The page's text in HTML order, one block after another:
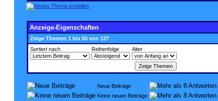
Anzeige-Eigenschaften
Zeige Themen 1 bis 50 von 127
Sortiert nach
Reihenfolge Alter
Neue Beiträge
Keine neuen Beiträge